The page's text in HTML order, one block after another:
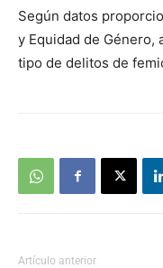
Según datos
y Equidad de Género,
tipo de delitos de
Artículo anterior